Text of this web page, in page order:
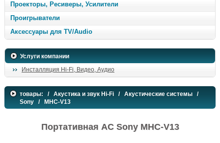
Проекторы, Ресиверы, Усилители
Проигрыватели
Аксессуары для TV/Audio
Услуги компании
Инсталляция Hi-Fi, Видео, Аудио
товары: / Акустика и звук Hi-Fi / Акустические системы /
Sony / MHC-V13
Портативная АС Sony MHC-V13